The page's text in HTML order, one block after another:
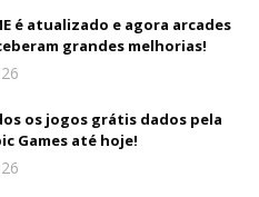
é atualizado e agora arcades
grandes melhorias!
os jogos grátis dados pela
Games até hoje!